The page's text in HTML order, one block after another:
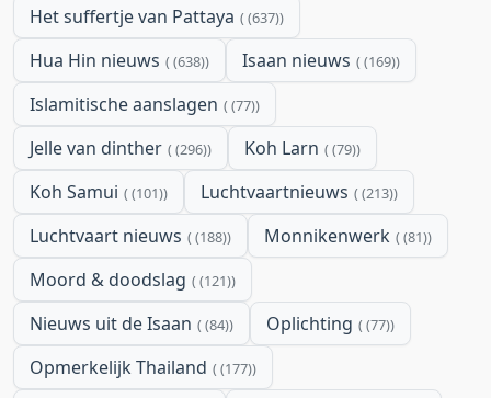
Het suffertje van Pattaya (637)
Hua Hin nieuws (638) Isaan nieuws (169)
Islamitische aanslagen (77)
Jelle van dinther (296) Koh Larn (79)
Koh Samui (101) Luchtvaartnieuws (213)
Luchtvaart nieuws (188) Monnikenwerk (81)
Moord & doodslag (121)
Nieuws uit de Isaan (84) Oplichting (77)
Opmerkelijk Thailand (177)